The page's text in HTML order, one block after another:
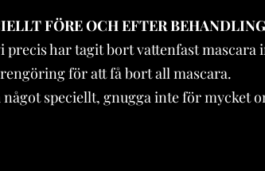
FÖRE OCH EFTER
precis har tagit bort vattenfast mascara
för att få bort all mascara.
speciellt, gnugga inte för mycket